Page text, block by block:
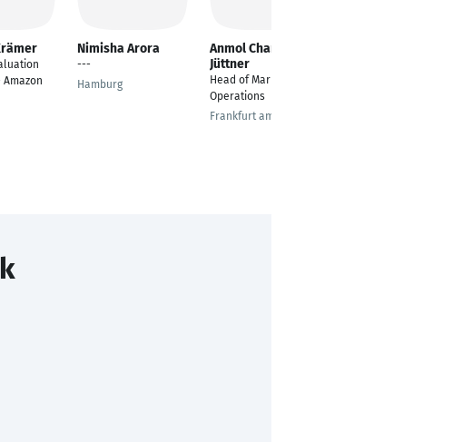
Nimisha Arora
---
Hamburg
Anmol Chand-
Jüttner
Head of Marketing
Operations
Frankfurt am Main